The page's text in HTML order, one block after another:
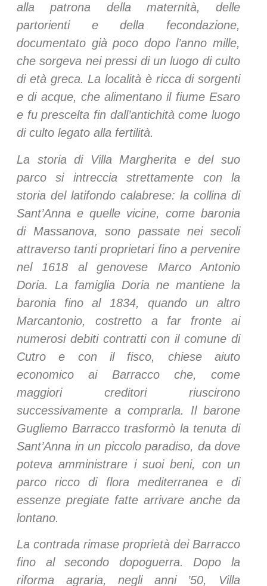
alla patrona della maternità, delle
partorienti e della fecondazione,
documentato già poco dopo l’anno mille,
che sorgeva nei pressi di un luogo di culto
di età greca. La località è ricca di sorgenti
e di acque, che alimentano il fiume Esaro
e fu prescelta fin dall’antichità come luogo
di culto legato alla fertilità.
La storia di Villa Margherita e del suo
parco si intreccia strettamente con la
storia del latifondo calabrese: la collina di
Sant’Anna e quelle vicine, come baronia
di Massanova, sono passate nei secoli
attraverso tanti proprietari fino a pervenire
nel 1618 al genovese Marco Antonio
Doria. La famiglia Doria ne mantiene la
baronia fino al 1834, quando un altro
Marcantonio, costretto a far fronte ai
numerosi debiti contratti con il comune di
Cutro e con il fisco, chiese aiuto
economico ai Barracco che, come
maggiori creditori riuscirono
successivamente a comprarla. Il barone
Gugliemo Barracco trasformò la tenuta di
Sant’Anna in un piccolo paradiso, da dove
poteva amministrare i suoi beni, con un
parco ricco di flora mediterranea e di
essenze pregiate fatte arrivare anche da
lontano.
La contrada rimase proprietà dei Barracco
fino al secondo dopoguerra. Dopo la
riforma agraria, negli anni ’50, Villa